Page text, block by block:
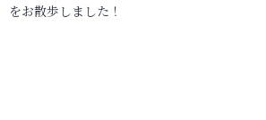
をお散歩しました！